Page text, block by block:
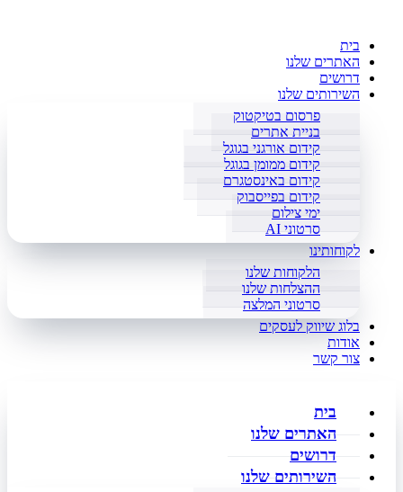
בית
האתרים שלנו
דרושים
השירותים שלנו
פרסום בטיקטוק
בניית אתרים
קידום אורגני בגוגל
קידום ממומן בגוגל
קידום באינסטגרם
קידום בפייסבוק
ימי צילום
סרטוני AI
לקוחותינו
הלקוחות שלנו
ההצלחות שלנו
סרטוני המלצה
בלוג שיווק לעסקים
אודות
צור קשר
בית
האתרים שלנו
דרושים
השירותים שלנו